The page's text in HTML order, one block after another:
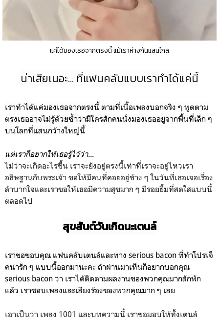
แค่ได้มองเธอจากตรงนี้ แม้เราห่างกันแสนไกล
น่าเสียเนอะ... ที่แฟนคลับแบบเราทำได้แค่นี้
เราทำได้แค่มองเธอจากตรงนี้ ตามที่เนื้อเพลงบอกจริง ๆ พูดตาม
ตรงเธออาจไม่รู้ด้วยซ้ำว่ามีใครสักคนนั่งมองเธออยู่จากพื้นที่เล็ก ๆ
บนโลกที่แสนกว้างใหญ่นี้
แต่เราก็อยากให้เธอรู้ไว้ว่า...
ไม่ว่าจะเกิดอะไรขึ้น เราจะยังอยู่ตรงนี้เท่าที่เราจะอยู่ไหวเรา
อธิษฐานกับพระเจ้า ขอให้มีคนที่คอยอยู่ข้าง ๆ ในวันที่เธอเจอเรื่อง
ลำบากใจและเราขอให้เธอมีความสุขมาก ๆ มีรอยยิ้มที่สดใสแบบนี้
ตลอดไป
สุขสันต์วันเกิดนะเตนล์
เราขอขอบคุณ แฟนคลับเตนล์และทาง serious bacon ที่ทำโปรเจ็
คน่ารัก ๆ แบบนี้ออกมานะคะ ถ้าผ่านมาเห็นก็อยากบอกคุณ
serious bacon ว่า เราได้ติดตามผลงานของพวกคุณมากสักพัก
แล้ว เราชอบเพลงและเสียงร้องของพวกคุณมาก ๆ เลย
เอาเป็นว่า เพลง 1001 และบทความนี้ เราขอมอบให้ทั้งเตนล์